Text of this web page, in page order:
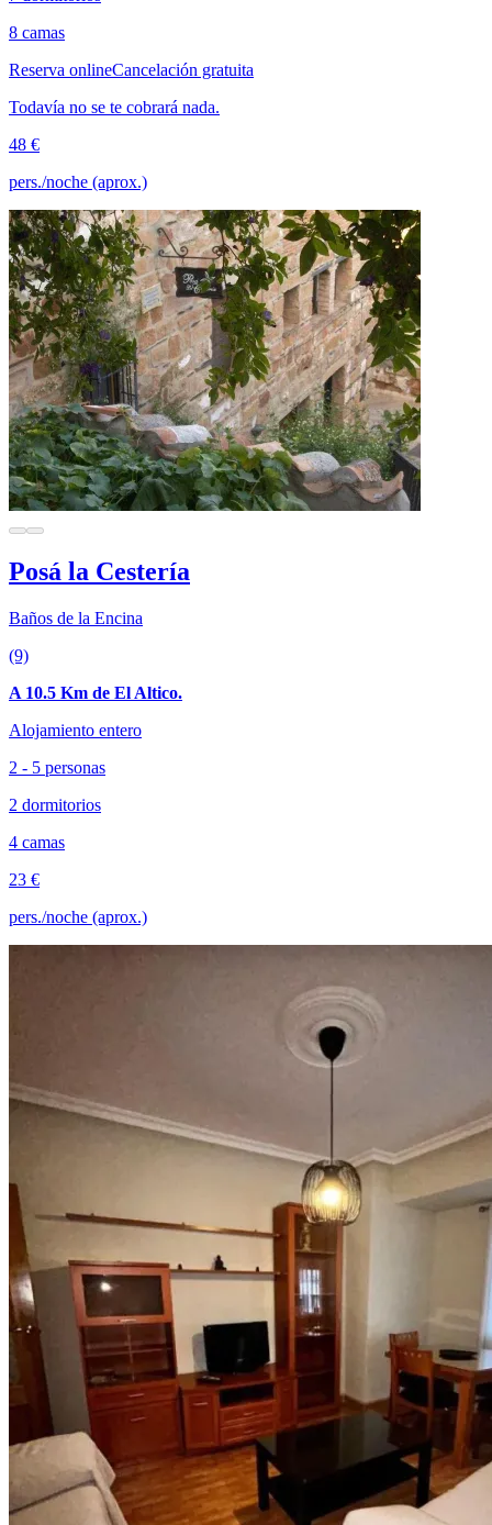
8 camas
Reserva onlineCancelación gratuita
Todavía no se te cobrará nada.
48 €
pers./noche (aprox.)
Posá la Cestería
Baños de la Encina
(9)
A 10.5 Km de El Altico.
Alojamiento entero
2 - 5 personas
2 dormitorios
4 camas
23 €
pers./noche (aprox.)